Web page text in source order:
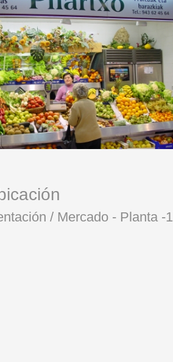
/ Mercado - Planta -1